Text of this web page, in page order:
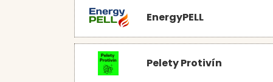
EnergyPELL
Pelety Protivín